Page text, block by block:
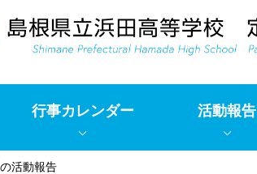
行事カレンダー 活動報告
活動報告